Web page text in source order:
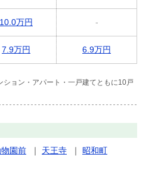
10.0万円 -
7.9万円 6.9万円
ョン・アパート・一戸建てともに10戸
園前 ｜ 天王寺 ｜ 昭和町